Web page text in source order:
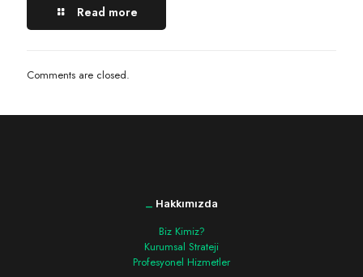
Read more
Comments are closed.
_ Hakkımızda
Biz Kimiz?
Kurumsal Strateji
Profesyonel Hizmetler